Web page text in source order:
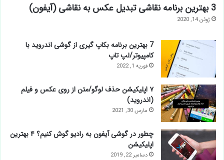
3 بهترین برنامه نقاشی تبدیل عکس به نقاشی (آیفون)
ژوئن 14, 2020
7 بهترین برنامه بکاپ گیری از گوشی اندروید با
کامپیوتر/لپ تاپ
فوریه 1, 2022
۷ اپلیکیشن حذف لوگو/متن از روی عکس و فیلم
(اندروید)
مارس 30, 2021
چطور در گوشی آیفون به رادیو گوش کنیم؟ ۴ بهترین
اپلیکیشن
دسامبر 22, 2019